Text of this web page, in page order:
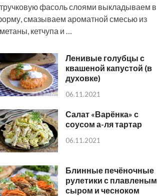
фасоль слоями выкладываем в
смазываем ароматной смесью из
кетчупа и …
Ленивые голубцы с
квашеной капустой (в
духовке)
06.11.2021
Салат «Варёнка» с
соусом а-ля тартар
06.11.2021
Блинные печёночные
рулетики с плавленым
сыром и чесноком